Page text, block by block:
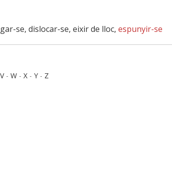
se, dislocar-se, eixir de lloc, espunyir-se
V- W - X - Y - Z